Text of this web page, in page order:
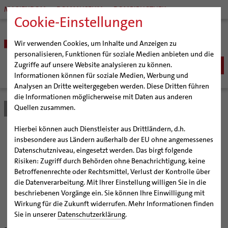
Cookie-Einstellungen
Wir verwenden Cookies, um Inhalte und Anzeigen zu
personalisieren, Funktionen für soziale Medien anbieten und die
Zugriffe auf unsere Website analysieren zu können.
Informationen können für soziale Medien, Werbung und
Analysen an Dritte weitergegeben werden. Diese Dritten führen
die Informationen möglicherweise mit Daten aus anderen
Quellen zusammen.
Hierbei können auch Dienstleister aus Drittländern, d.h.
insbesondere aus Ländern außerhalb der EU ohne angemessenes
Datenschutzniveau, eingesetzt werden. Das birgt folgende
Risiken: Zugriff durch Behörden ohne Benachrichtigung, keine
Betroffenenrechte oder Rechtsmittel, Verlust der Kontrolle über
die Datenverarbeitung. Mit Ihrer Einstellung willigen Sie in die
beschriebenen Vorgänge ein. Sie können Ihre Einwilligung mit
Wirkung für die Zukunft widerrufen. Mehr Informationen finden
Sie in unserer Datenschutzerklärung.
MARIENDOM DOMMUSEUM DOMBIBLIOTHEK
BISTUM
Bischöfe
Weihbischof Dr. Martin Marahrens
Bischof em. Norbert Trelle
Weihbischof em. Bongartz
Weihbischof em. Schwerdtfeger
Weihbischof em. Koitz
Bischof em. Dr. Wüstenberg
Generalvikariat
Gremien
Diözesangericht
Gemeindegremien
Pfarrgemeinden
Hildesheimer Dom
Virtueller Rundgang durch den Dom
Tausendjähriger Rosenstock
Die Hildesheimer Dommusik
Wallfahrten | Pilgern
Termine Wallfahrten und Pilgern
Jakobswege im Bistum Hildesheim
Veranstaltungen
Strategieprozess
Jugend
Bistum Hildesheim
Hohes Lob vom
Ministerpräsidenten
Christian Wulff informierte sich über Internet-
Seelsorge des Bistums Hildesheim